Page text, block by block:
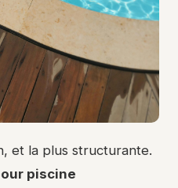
et la plus structurante.
piscine